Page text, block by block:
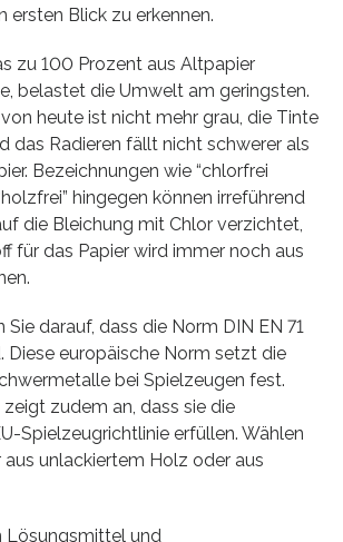
ersten Blick zu erkennen.
zu 100 Prozent aus Altpapier
belastet die Umwelt am geringsten.
heute ist nicht mehr grau, die Tinte
das Radieren fällt nicht schwerer als
Bezeichnungen wie “chlorfrei
hingegen können irreführend
die Bleichung mit Chlor verzichtet,
für das Papier wird immer noch aus
darauf, dass die Norm DIN EN 71
Diese europäische Norm setzt die
bei Spielzeugen fest.
zudem an, dass sie die
Spielzeugrichtlinie erfüllen. Wählen
aus unlackiertem Holz oder aus
Lösungsmittel und